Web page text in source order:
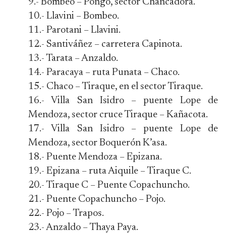
9.- Bombeo – Pongo, sector Chancadora.
10.- Llavini – Bombeo.
11.- Parotani – Llavini.
12.- Santiváñez – carretera Capinota.
13.- Tarata – Anzaldo.
14.- Paracaya – ruta Punata – Chaco.
15.- Chaco – Tiraque, en el sector Tiraque.
16.- Villa San Isidro – puente Lope de
Mendoza, sector cruce Tiraque – Kañacota.
17.- Villa San Isidro – puente Lope de
Mendoza, sector Boquerón K’asa.
18.- Puente Mendoza – Epizana.
19.- Epizana – ruta Aiquile – Tiraque C.
20.- Tiraque C – Puente Copachuncho.
21.- Puente Copachuncho – Pojo.
22.- Pojo – Trapos.
23.- Anzaldo – Thaya Paya.